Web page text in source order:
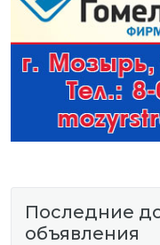
Последние
объявления